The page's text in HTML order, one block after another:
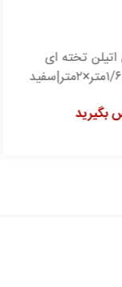
فوم پلی اتیلن تخته ای
۱۰۰میلیمتر×۱/۶متر×۲متر|سفید
تماس بگیرید